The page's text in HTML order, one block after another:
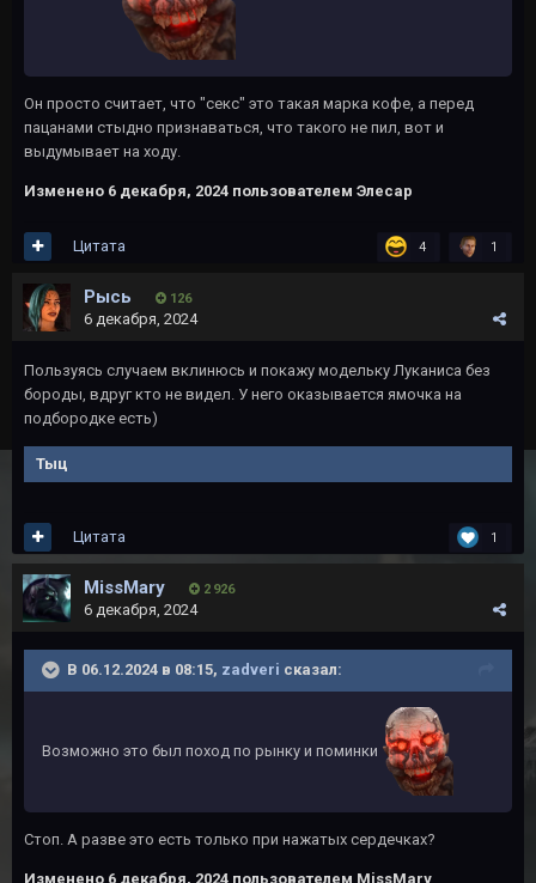
Он просто считает, что "секс" это такая марка кофе, а перед
пацанами стыдно признаваться, что такого не пил, вот и
выдумывает на ходу.
Изменено 6 декабря, 2024 пользователем Элесар
4 1
Цитата
Рысь 126
6 декабря, 2024
Пользуясь случаем вклинюсь и покажу модельку Луканиса без
бороды, вдруг кто не видел. У него оказывается ямочка на
подбородке есть)
Тыц
1
Цитата
MissMary 2 926
6 декабря, 2024
В 06.12.2024 в 08:15, zadveri сказал:
Возможно это был поход по рынку и поминки
Стоп. А разве это есть только при нажатых сердечках?
Изменено 6 декабря, 2024 пользователем MissMary